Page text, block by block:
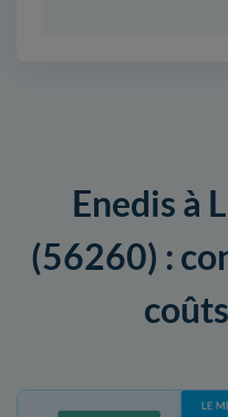
Enedis à
(56260) :